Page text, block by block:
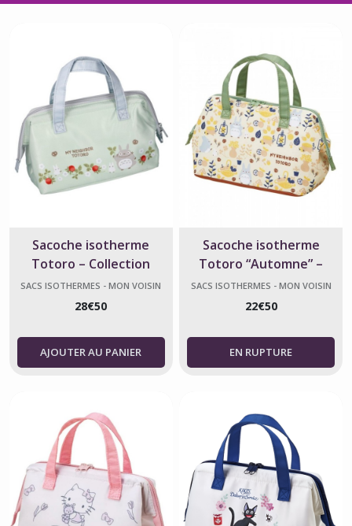
Sacoche isotherme
Totoro – Collection
framboise – Ghibli
SACS ISOTHERMES - MON VOISIN
28€50
AJOUTER AU PANIER
Sacoche isotherme
Totoro “Automne” –
Studio Ghibli Officiel
SACS ISOTHERMES - MON VOISIN
22€50